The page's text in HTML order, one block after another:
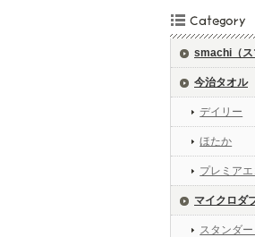
smachi（ス
今治タオル
デイリー
ほたか
プレミア
マイクロダ
スタンダー